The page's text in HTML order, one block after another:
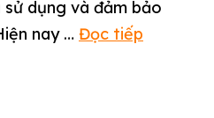
sử dụng và đảm bảo
nay … Đọc tiếp